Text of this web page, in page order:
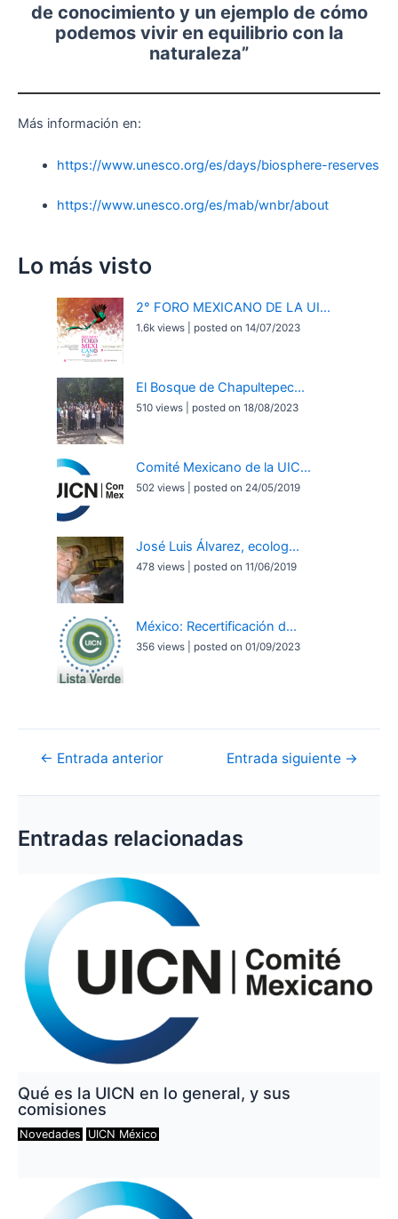
de conocimiento y un ejemplo de cómo
podemos vivir en equilibrio con la
naturaleza”
Más información en:
https://www.unesco.org/es/days/biosphere-reserves
https://www.unesco.org/es/mab/wnbr/about
Lo más visto
2° FORO MEXICANO DE LA UI...
1.6k views posted on 14/07/2023
El Bosque de Chapultepec...
510 views posted on 18/08/2023
Comité Mexicano de la UIC...
502 views posted on 24/05/2019
José Luis Álvarez, ecolog...
478 views posted on 11/06/2019
México: Recertificación d...
356 views posted on 01/09/2023
Navegación
entradas
← Entrada anterior Entrada siguiente →
Entradas relacionadas
Qué es la UICN en lo general, y sus
comisiones
Novedades UICN México